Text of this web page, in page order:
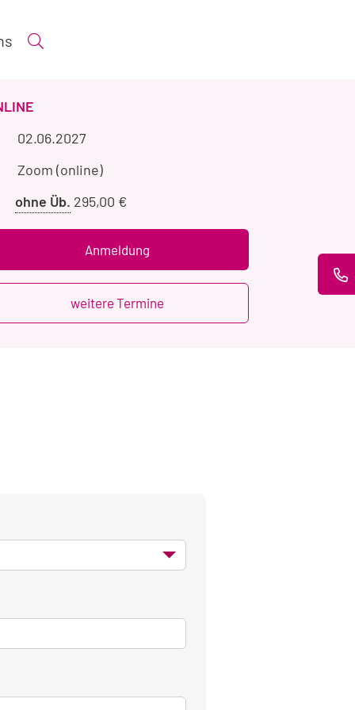
Suche öffnen
Veranstaltungszeitraum
02.06.2027
Veranstaltungsort
Zoom (online)
ohne Üb. Preis
Übernachtung
295,00 €
Anmeldung
weitere Termine